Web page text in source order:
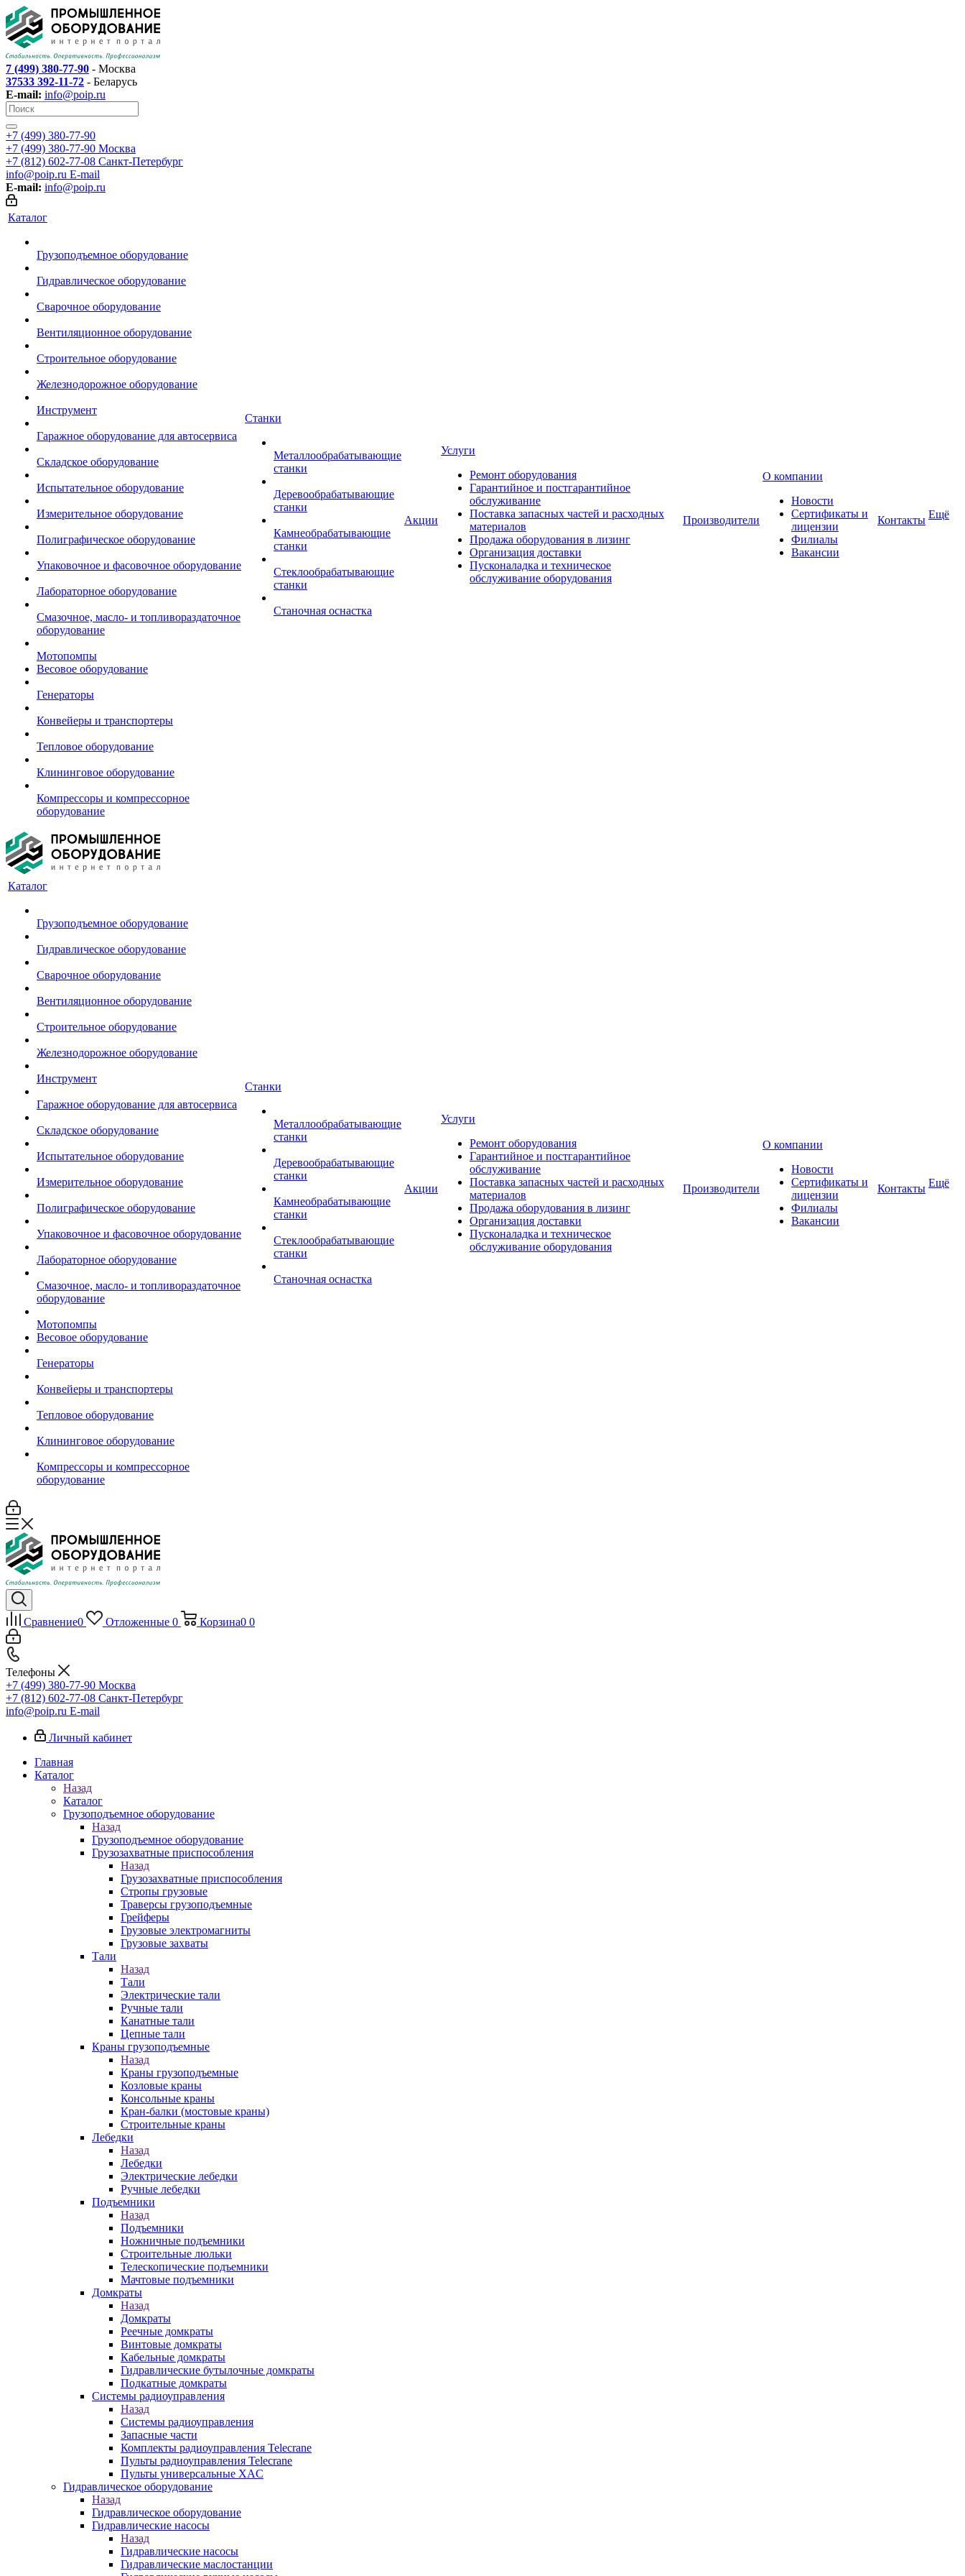
7 (499) 380-77-90 - Москва
37533 392-11-72 - Беларусь
E-mail: info@poip.ru
+7 (499) 380-77-90
+7 (499) 380-77-90 Москва
+7 (812) 602-77-08 Санкт-Петербург
info@poip.ru E-mail
E-mail: info@poip.ru
Каталог
Грузоподъемное оборудование
Гидравлическое оборудование
Сварочное оборудование
Вентиляционное оборудование
Строительное оборудование
Железнодорожное оборудование
Инструмент
Гаражное оборудование для автосервиса
Складское оборудование
Испытательное оборудование
Измерительное оборудование
Полиграфическое оборудование
Упаковочное и фасовочное оборудование
Лабораторное оборудование
Смазочное, масло- и топливораздаточное
оборудование
Мотопомпы
Весовое оборудование
Генераторы
Конвейеры и транспортеры
Тепловое оборудование
Клининговое оборудование
Компрессоры и компрессорное
оборудование
Станки
Металлообрабатывающие
станки
Деревообрабатывающие
станки
Камнеобрабатывающие
станки
Стеклообрабатывающие
станки
Станочная оснастка
Акции
Услуги
Ремонт оборудования
Гарантийное и постгарантийное
обслуживание
Поставка запасных частей и расходных
материалов
Продажа оборудования в лизинг
Организация доставки
Пусконаладка и техническое
обслуживание оборудования
Производители
О компании
Новости
Сертификаты и
лицензии
Филиалы
Вакансии
Контакты Ещё
Каталог
Грузоподъемное оборудование
Гидравлическое оборудование
Сварочное оборудование
Вентиляционное оборудование
Строительное оборудование
Железнодорожное оборудование
Инструмент
Гаражное оборудование для автосервиса
Складское оборудование
Испытательное оборудование
Измерительное оборудование
Полиграфическое оборудование
Упаковочное и фасовочное оборудование
Лабораторное оборудование
Смазочное, масло- и топливораздаточное
оборудование
Мотопомпы
Весовое оборудование
Генераторы
Конвейеры и транспортеры
Тепловое оборудование
Клининговое оборудование
Компрессоры и компрессорное
оборудование
Станки
Металлообрабатывающие
станки
Деревообрабатывающие
станки
Камнеобрабатывающие
станки
Стеклообрабатывающие
станки
Станочная оснастка
Акции
Услуги
Ремонт оборудования
Гарантийное и постгарантийное
обслуживание
Поставка запасных частей и расходных
материалов
Продажа оборудования в лизинг
Организация доставки
Пусконаладка и техническое
обслуживание оборудования
Производители
О компании
Новости
Сертификаты и
лицензии
Филиалы
Вакансии
Контакты Ещё
Сравнение0 Отложенные 0 Корзина0 0
Телефоны
+7 (499) 380-77-90 Москва
+7 (812) 602-77-08 Санкт-Петербург
info@poip.ru E-mail
Личный кабинет
Главная
Каталог
Назад
Каталог
Грузоподъемное оборудование
Назад
Грузоподъемное оборудование
Грузозахватные приспособления
Назад
Грузозахватные приспособления
Стропы грузовые
Траверсы грузоподъемные
Грейферы
Грузовые электромагниты
Грузовые захваты
Тали
Назад
Тали
Электрические тали
Ручные тали
Канатные тали
Цепные тали
Краны грузоподъемные
Назад
Краны грузоподъемные
Козловые краны
Консольные краны
Кран-балки (мостовые краны)
Строительные краны
Лебедки
Назад
Лебедки
Электрические лебедки
Ручные лебедки
Подъемники
Назад
Подъемники
Ножничные подъемники
Строительные люльки
Телескопические подъемники
Мачтовые подъемники
Домкраты
Назад
Домкраты
Реечные домкраты
Винтовые домкраты
Кабельные домкраты
Гидравлические бутылочные домкраты
Подкатные домкраты
Системы радиоуправления
Назад
Системы радиоуправления
Запасные части
Комплекты радиоуправления Telecrane
Пульты радиоуправления Telecrane
Пульты универсальные XAC
Гидравлическое оборудование
Назад
Гидравлическое оборудование
Гидравлические насосы
Назад
Гидравлические насосы
Гидравлические маслостанции